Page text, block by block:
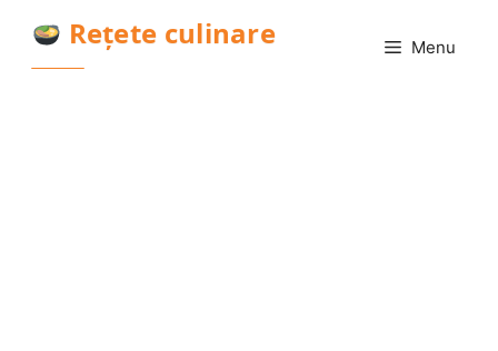
conținut
Rețete culinare Menu